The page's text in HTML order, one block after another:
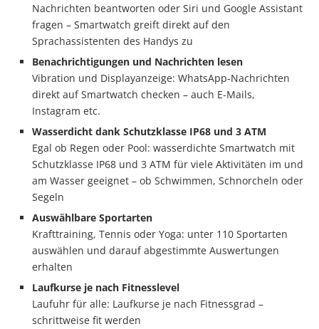
Nachrichten beantworten oder Siri und Google Assistant
fragen – Smartwatch greift direkt auf den
Sprachassistenten des Handys zu
Benachrichtigungen und Nachrichten lesen
Vibration und Displayanzeige: WhatsApp-Nachrichten
direkt auf Smartwatch checken – auch E-Mails,
Instagram etc.
Wasserdicht dank Schutzklasse IP68 und 3 ATM
Egal ob Regen oder Pool: wasserdichte Smartwatch mit
Schutzklasse IP68 und 3 ATM für viele Aktivitäten im und
am Wasser geeignet – ob Schwimmen, Schnorcheln oder
Segeln
Auswählbare Sportarten
Krafttraining, Tennis oder Yoga: unter 110 Sportarten
auswählen und darauf abgestimmte Auswertungen
erhalten
Laufkurse je nach Fitnesslevel
Laufuhr für alle: Laufkurse je nach Fitnessgrad –
schrittweise fit werden